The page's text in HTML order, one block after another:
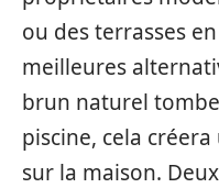
ou des terrasses
meilleures
brun naturel
piscine, cela
sur la maison.